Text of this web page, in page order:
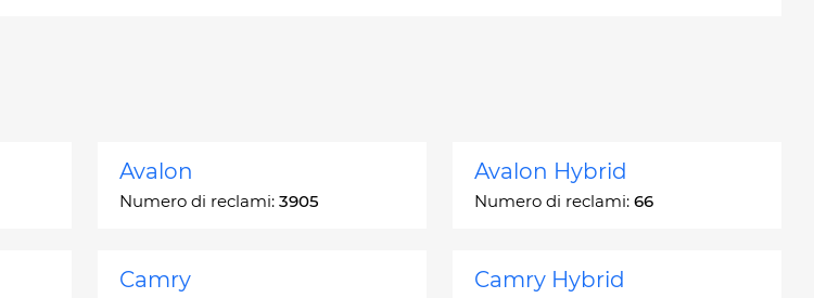
Avalon
Numero di reclami: 3905
Avalon Hybrid
Numero di reclami: 66
Camry Camry Hybrid